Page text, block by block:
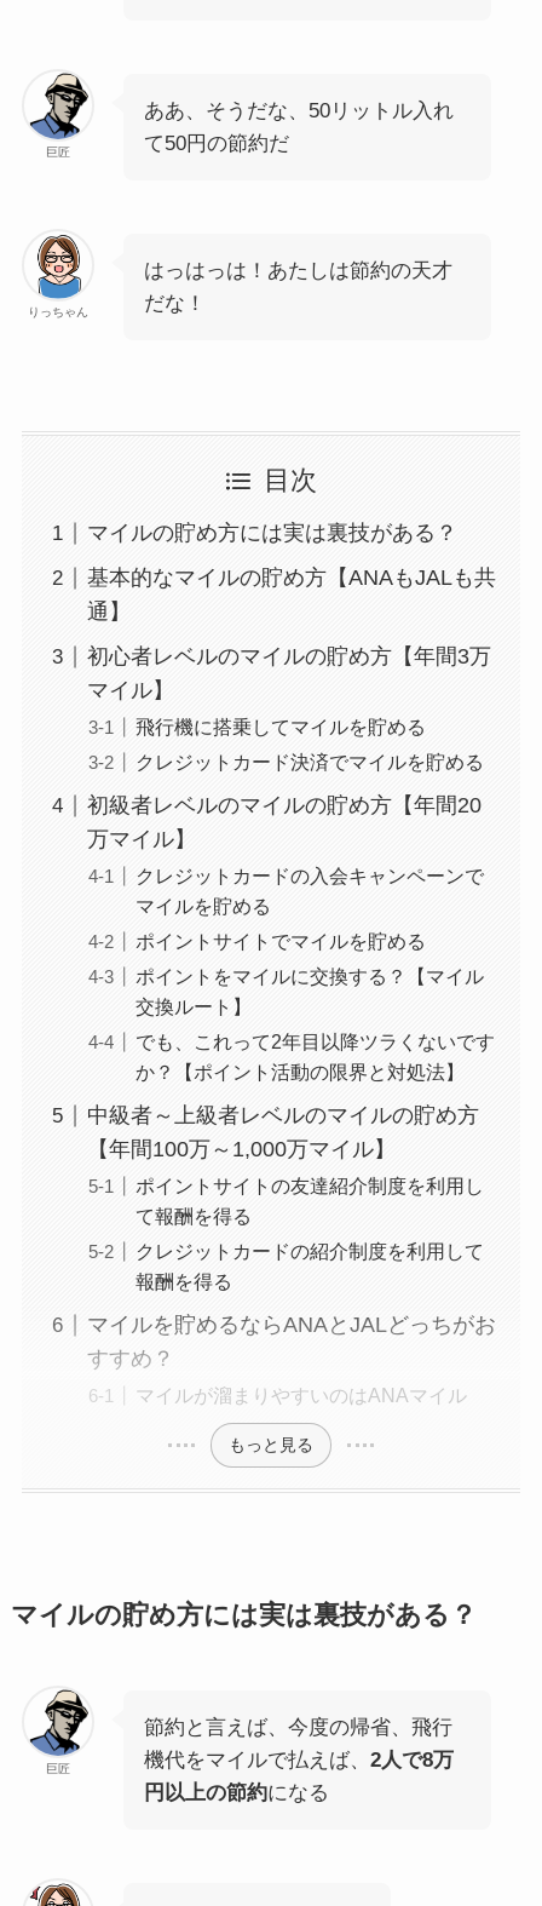
巨匠
ああ、そうだな、50リットル入れ
て50円の節約だ
りっちゃん
はっはっは！あたしは節約の天才
だな！
目次
マイルの貯め方には実は裏技がある？
基本的なマイルの貯め方【ANAもJALも共
通】
初心者レベルのマイルの貯め方【年間3万
マイル】
飛行機に搭乗してマイルを貯める
クレジットカード決済でマイルを貯める
初級者レベルのマイルの貯め方【年間20
万マイル】
クレジットカードの入会キャンペーンで
マイルを貯める
ポイントサイトでマイルを貯める
ポイントをマイルに交換する？【マイル
交換ルート】
でも、これって2年目以降ツラくないです
か？【ポイント活動の限界と対処法】
中級者～上級者レベルのマイルの貯め方
【年間100万～1,000万マイル】
ポイントサイトの友達紹介制度を利用し
て報酬を得る
クレジットカードの紹介制度を利用して
報酬を得る
マイルを貯めるならANAとJALどっちがお
すすめ？
マイルが溜まりやすいのはANAマイル
もっと見る
マイルの貯め方には実は裏技がある？
巨匠
節約と言えば、今度の帰省、飛行
機代をマイルで払えば、 2人で8万
円以上の節約になる